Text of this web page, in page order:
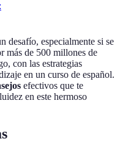
desafío, especialmente si se
más de 500 millones de
con las estrategias
en un curso de español.
efectivos que te
en este hermoso